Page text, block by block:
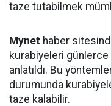
taze tutabilmek
Mynet haber
kurabiyeleri
anlatıldı. Bu
durumunda
taze kalabilir.